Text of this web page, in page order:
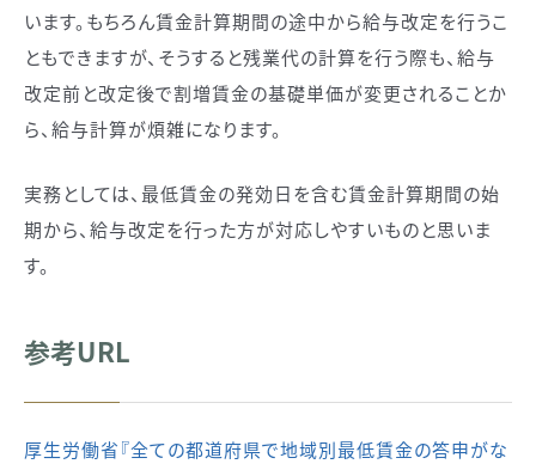
います。もちろん賃金計算期間の途中から給与改定を行うこ
ともできますが、そうすると残業代の計算を行う際も、給与
改定前と改定後で割増賃金の基礎単価が変更されることか
ら、給与計算が煩雑になります。
実務としては、最低賃金の発効日を含む賃金計算期間の始
期から、給与改定を行った方が対応しやすいものと思いま
す。
参考URL
厚生労働省『全ての都道府県で地域別最低賃金の答申がな